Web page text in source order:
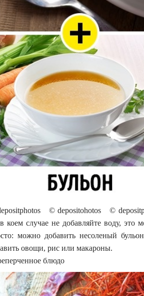
© depositohotos ©
коем случае не добавляйте воду, это
можно добавить несоленый
овощи, рис или макароны.
блюдо